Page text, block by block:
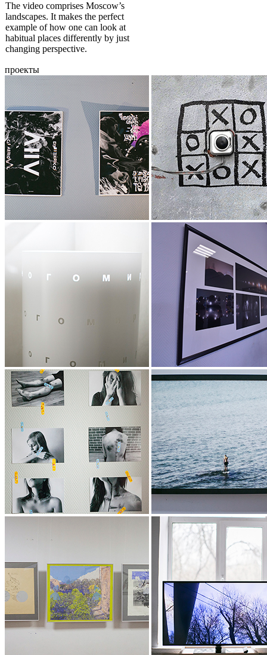
The video comprises Moscow’s
landscapes. It makes the perfect
example of how one can look at
habitual places differently by just
changing perspective.
проекты